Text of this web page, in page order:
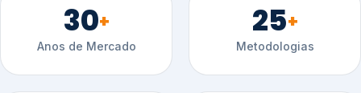
30+
Anos de Mercado
25+
Metodologias